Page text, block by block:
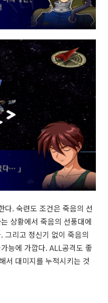
다. 숙련도 조건은 죽음의 선
상황에서 죽음의 선풍대에
그리고 정신기 없이 죽음의
능에 가깝다. ALL공격도 좋
서 대미지를 누적시키는 것